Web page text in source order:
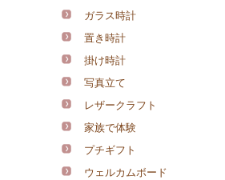
ガラス時計
置き時計
掛け時計
写真立て
レザークラフト
家族で体験
プチギフト
ウェルカムボード